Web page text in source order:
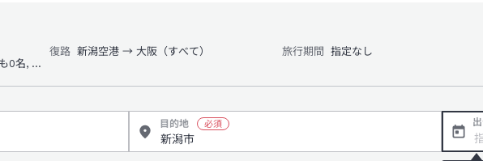
復路 新潟空港 → 大阪（すべて） 旅行期間 指定なし
1部屋 / おとな2名, こども0名, 幼児0名
目的地